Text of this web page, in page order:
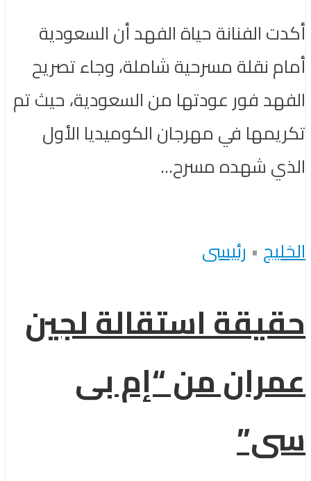
أكدت الفنانة حياة الفهد أن السعودية
أمام نقلة مسرحية شاملة، وجاء تصريح
الفهد فور عودتها من السعودية، حيث تم
تكريمها في مهرجان الكوميديا الأول
الذي شهده مسرح...
الخليج • رئيسى
حقيقة استقالة لجين
عمران من “إم بى
سى”